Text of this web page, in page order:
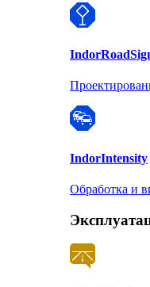
Indor
IndorIntensity
Обработка и